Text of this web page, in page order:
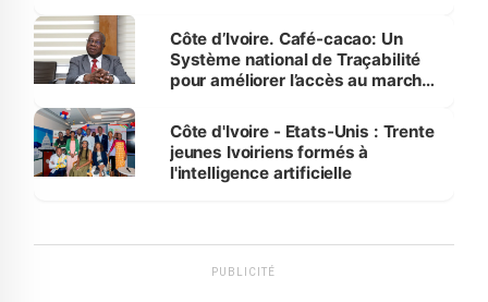
Côte d’Ivoire. Café-cacao: Un
Système national de Traçabilité
pour améliorer l’accès au marché
Côte d'Ivoire - Etats-Unis : Trente
jeunes Ivoiriens formés à
l'intelligence artificielle
PUBLICITÉ